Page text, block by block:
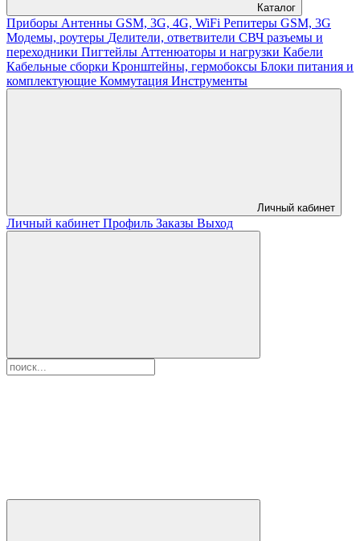
Каталог
Приборы Антенны GSM, 3G, 4G, WiFi Репитеры GSM, 3G
Модемы, роутеры Делители, ответвители СВЧ разъемы и
переходники Пигтейлы Аттенюаторы и нагрузки Кабели
Кабельные сборки Кронштейны, гермобоксы Блоки питания и
комплектующие Коммутация Инструменты
Личный кабинет
Личный кабинет Профиль Заказы Выход